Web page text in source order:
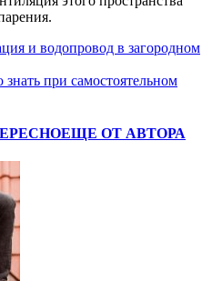
и водопровод в загородном
при самостоятельном
ЕЩЕ ОТ АВТОРА